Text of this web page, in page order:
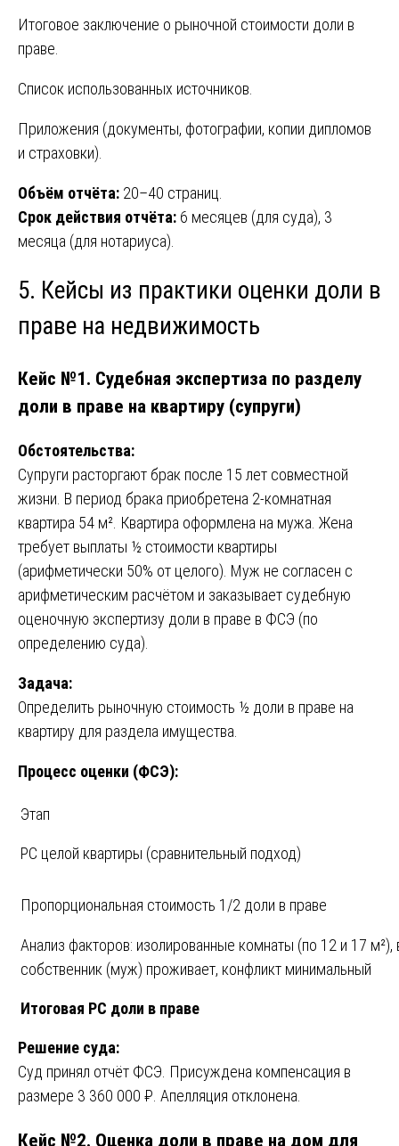
Итоговое заключение о рыночной стоимости доли в
праве.
Список использованных источников.
Приложения (документы, фотографии, копии дипломов
и страховки).
Объём отчёта: 20–40 страниц.
Срок действия отчёта: 6 месяцев (для суда), 3
месяца (для нотариуса).
5. Кейсы из практики оценки доли в
праве на недвижимость
Кейс №1. Судебная экспертиза по разделу
доли в праве на квартиру (супруги)
Обстоятельства:
Супруги расторгают брак после 15 лет совместной
жизни. В период брака приобретена 2-комнатная
квартира 54 м². Квартира оформлена на мужа. Жена
требует выплаты ½ стоимости квартиры
(арифметически 50% от целого). Муж не согласен с
арифметическим расчётом и заказывает судебную
оценочную экспертизу доли в праве в ФСЭ (по
определению суда).
Задача:
Определить рыночную стоимость ½ доли в праве на
квартиру для раздела имущества.
Процесс оценки (ФСЭ):
Этап
РС целой квартиры (сравнительный подход)
Пропорциональная стоимость 1/2 доли в праве
Анализ факторов: изолированные комнаты (по 12 и 17 м²),
собственник (муж) проживает, конфликт минимальный
Итоговая РС доли в праве
Решение суда:
Суд принял отчёт ФСЭ. Присуждена компенсация в
размере 3 360 000 ₽. Апелляция отклонена.
Кейс №2. Оценка доли в праве на дом для